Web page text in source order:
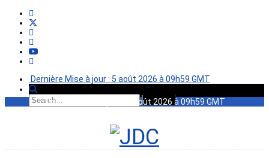
Dernière Mise à jour : 5 août 2026 à 09h59 GMT
Dernière Mise à jour : 5 août 2026 à 09h59 GMT